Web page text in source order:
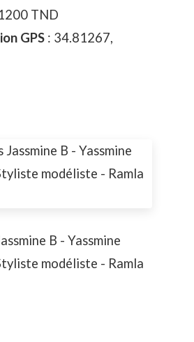
TND
GPS : 34.81267,
B - Yassmine
modéliste - Ramla